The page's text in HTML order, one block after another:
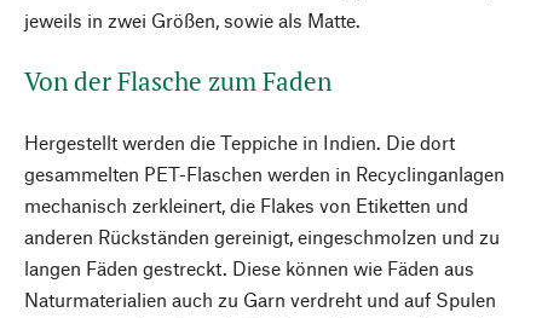
jeweils in zwei Größen, sowie als Matte.
Von der Flasche zum Faden
Hergestellt werden die Teppiche in Indien. Die dort
gesammelten PET-Flaschen werden in Recyclinganlagen
mechanisch zerkleinert, die Flakes von Etiketten und
anderen Rückständen gereinigt, eingeschmolzen und zu
langen Fäden gestreckt. Diese können wie Fäden aus
Naturmaterialien auch zu Garn verdreht und auf Spulen